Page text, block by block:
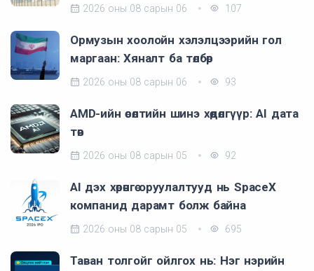
2026 оны 08 сарын 06 107
Ормузын хоолойн хэлэлцээрийн гол
маргаан: Хяналт ба төлбөр
2026 оны 08 сарын 06 93
AMD-ийн өсөлтийн шинэ хөдөлгүүр: AI дата
төв
2026 оны 08 сарын 05 92
AI дэх хөрөнгө оруулалтууд нь SpaceX
компанид дарамт болж байна
2026 оны 08 сарын 05 695
Таван толгойг ойлгох нь: Нэг нэрийн